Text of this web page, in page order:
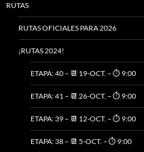
RUTAS
RUTAS OFICIALES PARA 2026
¡RUTAS 2024!
ETAPA: 40 – 📆 19-OCT. – ⏱️ 9:00
ETAPA: 41 – 📆 26-OCT. – ⏱️ 9:00
ETAPA: 39 – 📆 12-OCT. – ⏱️ 9:00
ETAPA: 38 – 📆 5-OCT. – ⏱️ 9:00